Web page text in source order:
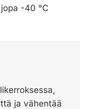
-40 °C
ja vähentää